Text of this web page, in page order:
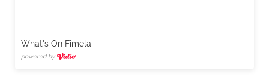
What's On Fimela
powered by